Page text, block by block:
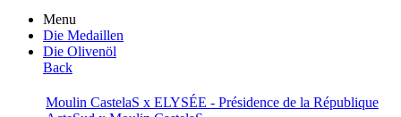
Menu
Die Medaillen
Die Olivenöl
Back
Moulin CastelaS x ELYSÉE - Présidence de la République